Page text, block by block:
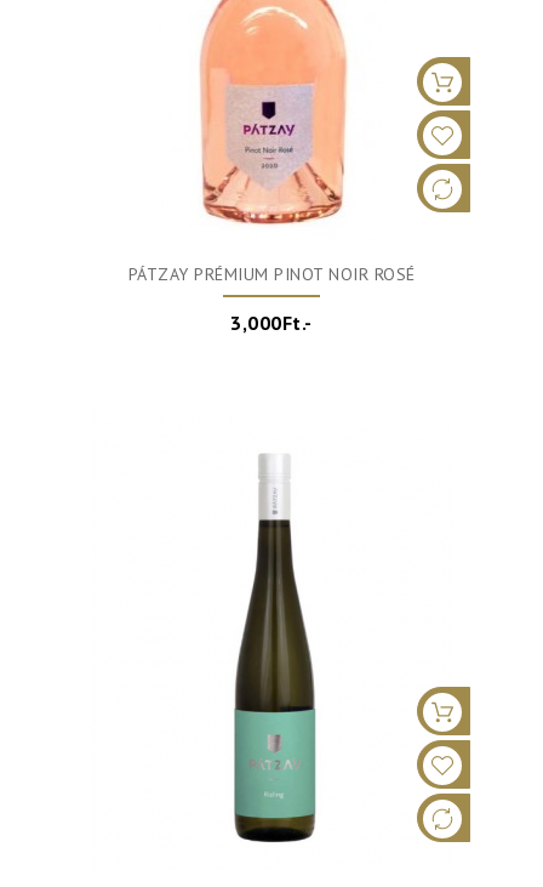
PÁTZAY PRÉMIUM PINOT NOIR ROSÉ
3,000Ft.-